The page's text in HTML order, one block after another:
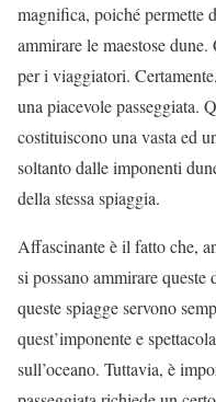
magnifica, poiché permette
ammirare le maestose
per i viaggiatori.
una piacevole passeggiata.
costituiscono una vasta ed
soltanto dalle imponenti
della stessa spiaggia.
Affascinante è il fatto che,
si possano ammirare
queste spiagge servono
quest’imponente e
sull’oceano. Tuttavia, è